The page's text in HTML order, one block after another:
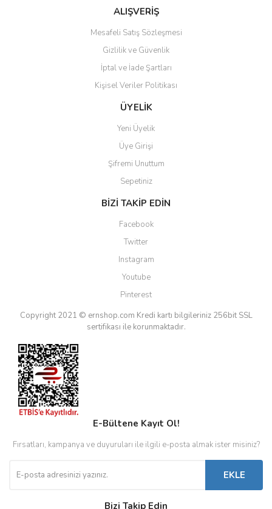
Bu ürüne benzer farklı alternatifler olmalı.
Gönder
ALIŞVERİŞ
Mesafeli Satış Sözleşmesi
Gizlilik ve Güvenlik
İptal ve İade Şartları
Kişisel Veriler Politikası
ÜYELİK
Yeni Üyelik
Üye Girişi
Şifremi Unuttum
Sepetiniz
BİZİ TAKİP EDİN
Facebook
Twitter
Instagram
Youtube
Pinterest
Copyright 2021 © ernshop.com Kredi kartı bilgileriniz 256bit SSL
sertifikası ile korunmaktadır.
E-Bültene Kayıt Ol!
Fırsatları, kampanya ve duyuruları ile ilgili e-posta almak ister misiniz?
EKLE
Bizi Takip Edin